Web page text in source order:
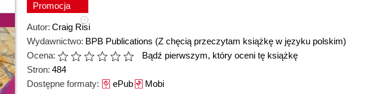
Promocja
Autor: Craig Risi
Wydawnictwo: BPB Publications (Z chęcią przeczytam książkę w języku polskim)
Ocena:
Bądź pierwszym, który oceni tę książkę
Stron: 484
Dostępne formaty: ePubMobi